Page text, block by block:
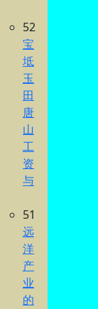
52
宝
坻
玉
田
唐
山
工
资
与
51
远
洋
产
业
的